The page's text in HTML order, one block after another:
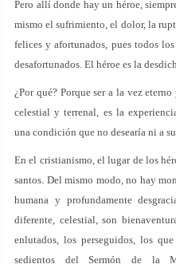
Pero allí donde hay un héroe,
mismo el sufrimiento, el dolor, la
felices y afortunados, pues todos
desafortunados. El héroe es la
¿Por qué? Porque ser a la vez
celestial y terrenal, es la
una condición que no desearía ni a
En el cristianismo, el lugar de los
santos. Del mismo modo, no hay
humana y profundamente
diferente, celestial, son
enlutados, los perseguidos, los
sedientos del Sermón de la